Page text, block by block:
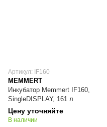
Артикул: IF160
MEMMERT
Инкубатор Memmert IF160,
SingleDISPLAY, 161 л
Цену уточняйте
В наличии